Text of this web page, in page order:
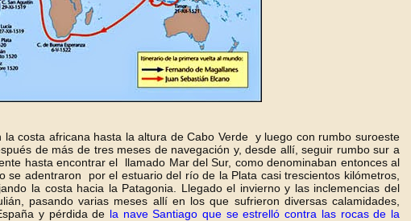
costa africana hasta la altura de Cabo Verde y luego con rumbo suroeste
de más de tres meses de navegación y, desde allí, seguir rumbo sur a
hasta encontrar el llamado Mar del Sur, como denominaban entonces al
se adentraron por el estuario del río de la Plata casi trescientos kilómetros,
la costa hacia la Patagonia. Llegado el invierno y las inclemencias del
pasando varias meses allí en los que sufrieron diversas calamidades,
y pérdida de la nave Santiago que se estrelló contra las rocas de la